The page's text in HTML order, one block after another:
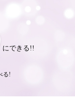
にできる!!
る!